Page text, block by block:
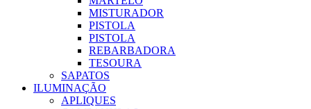
MISTURADOR
PISTOLA
PISTOLA
REBARBADORA
TESOURA
SAPATOS
ILUMINAÇÃO
APLIQUES